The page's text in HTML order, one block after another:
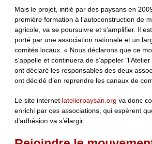
Mais le projet, initié par des paysans en
première formation à l’autoconstruction de
agricole, va se poursuivre et s’amplifier. Il
porté par une association nationale et un
comités locaux. « Nous déclarons que ce
s’appelle et continuera de s’appeler "l’Atelier
ont déclaré les responsables des deux
ont décidé d’en reprendre les canaux de
Le site internet latelierpaysan.org va donc
enrichi par ces associations, qui espèrent
d’adhésion va s’élargir.